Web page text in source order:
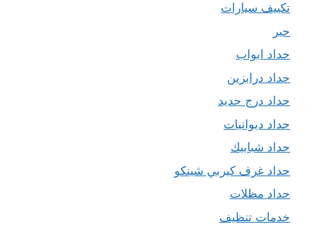
تكييف سيارات
حبر
حداد ابواب
حداد درابزين
حداد درج حديد
حداد ديوانيات
حداد شبابيك
حداد غرف كيربي شينكو
حداد مظلات
خدمات تنظيف